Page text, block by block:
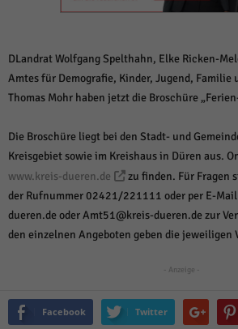
DLandrat Wolfgang Spelthahn, Elke Ricken-
Amtes für Demografie, Kinder, Jugend, Familie
Thomas Mohr haben jetzt die Broschüre
Die Broschüre liegt bei den Stadt- und
Kreisgebiet sowie im Kreishaus in Düren aus.
www.kreis-dueren.de
zu finden. Für Fragen
der Rufnummer 02421/221111 oder per E-
dueren.de oder Amt51@kreis-dueren.de zur
den einzelnen Angeboten geben die jeweiligen
- Anzeige -
Facebook Twitter
Cookie-Informationen
Statistik Cookies erfassen Informationen anonym.
uns zu verstehen, wie unsere Besucher unsere
Cookie-Informationen
Marketing (1)
um personalisierte Werbung anzuzeigen. Sie tun
über Websites hinweg verfolgen.
Cookie-Informationen
werden, bedarf der Zugriff auf diese Inhalte keiner
mehr.